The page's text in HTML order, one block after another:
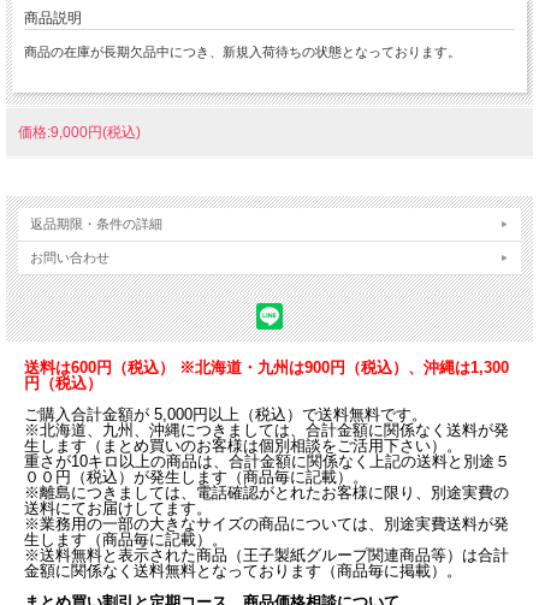
商品説明
商品の在庫が長期欠品中につき、新規入荷待ちの状態となっております。
価格:9,000円(税込)
返品期限・条件の詳細
お問い合わせ
送料は600円（税込） ※北海道・九州は900円（税込）、沖縄は1,300
円（税込）
ご購入合計金額が 5,000円以上（税込）で送料無料です。
※北海道、九州、沖縄につきましては、合計金額に関係なく送料が発
生します（まとめ買いのお客様は個別相談をご活用下さい）。
重さが10キロ以上の商品は、合計金額に関係なく上記の送料と別途５
００円（税込）が発生します（商品毎に記載）。
※離島につきましては、電話確認がとれたお客様に限り、別途実費の
送料にてお届けしてます。
※業務用の一部の大きなサイズの商品については、別途実費送料が発
生します（商品毎に記載）。
※送料無料と表示された商品（王子製紙グループ関連商品等）は合計
金額に関係なく送料無料となっております（商品毎に掲載）。